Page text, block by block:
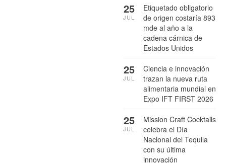
Etiquetado obligatorio
de origen costaría 893
mde al año a la
cadena cárnica de
Estados Unidos
25
JUL
Ciencia e innovación
trazan la nueva ruta
alimentaria mundial en
Expo IFT FIRST 2026
25
JUL
Mission Craft Cocktails
celebra el Día
Nacional del Tequila
con su última
innovación
25
JUL